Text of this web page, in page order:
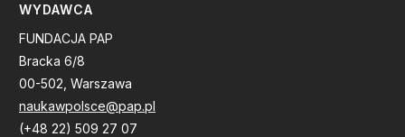
WYDAWCA
FUNDACJA PAP
Bracka 6/8
00-502, Warszawa
naukawpolsce@pap.pl
(+48 22) 509 27 07